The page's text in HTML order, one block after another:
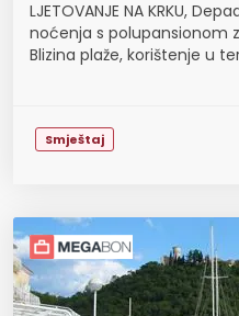
LJETOVANJE NA KRKU,
noćenja s polupansionom
Blizina plaže, korištenje u
Smještaj